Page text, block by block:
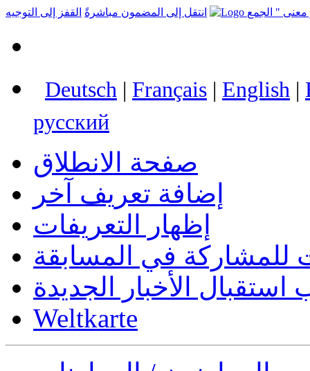
انتقل إلى المضمون مباشرةً القفز إلى التوجيه
Deutsch | Français | English |
русский
صفحة الانطلاق
إضافة تعريف آخر
إظهار التعريفات
للمشاركة في المسابقة
الأخبار الجديدة
Weltkarte